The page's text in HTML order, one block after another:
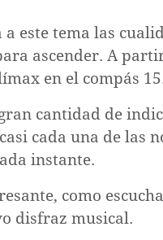
música
Espacios
para
música
Iglesias,
conventos
colegios
Reducciones
las
mujeres
en
música
II
Espacios
la
música
la
música
El
expresionismo
Entre
el
primitivismo
y
el
exoticismo
La
El
posmodernismo
y
la
de
progreso
Los
por
los
a este tema las
ascender. A
en el compás
cantidad de
cada una de las
instante.
como
disfraz musical.